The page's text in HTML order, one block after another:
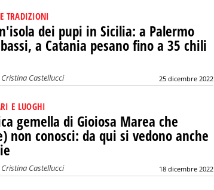
TRADIZIONI
dei pupi in Sicilia: a Palermo
a Catania pesano fino a 35 chili
Castellucci 25 dicembre 2022
E LUOGHI
gemella di Gioiosa Marea che
non conosci: da qui si vedono anche
Castellucci 18 dicembre 2022